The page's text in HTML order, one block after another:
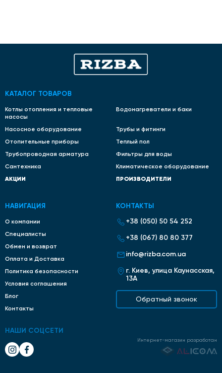
КАТАЛОГ ТОВАРОВ
Котлы отопления и тепловые
насосы
Водонагреватели и баки
Насосное оборудование
Трубы и фитинги
Отопительные приборы
Теплый пол
Трубопроводная арматура
Фильтры для воды
Сантехника
Климатическое оборудование
АКЦИИ ПРОИЗВОДИТЕЛИ
НАВИГАЦИЯ
О компании
Специалисты
Обмен и возврат
Оплата и Доставка
Политика безопасности
Условия соглашения
Блог
Контакты
КОНТАКТЫ
+38 (050) 50 54 252
+38 (067) 80 80 377
info@rizba.com.ua
г. Киев, улица Каунасская,
13А
Обратный звонок
НАШИ СОЦСЕТИ
Интернет-магазин разработан